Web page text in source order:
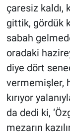
çaresiz kaldı,
gittik, gördük
sabah
oradaki
diye dört
vermemişler,
kırıyor
da dedi ki,
mezarın